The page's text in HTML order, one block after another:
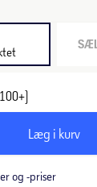
Læg i kurv
og -priser